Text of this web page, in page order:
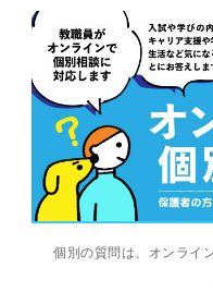
個別の質問は、オンライ